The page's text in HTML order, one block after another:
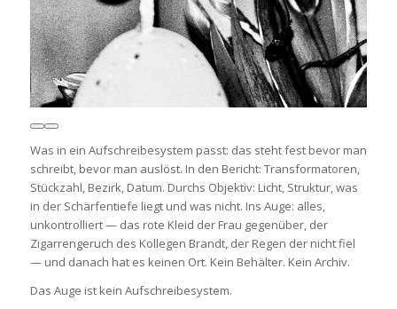
Was in ein Aufschreibesystem passt: das steht fest bevor man
schreibt, bevor man auslöst. In den Bericht: Transformatoren,
Stückzahl, Bezirk, Datum. Durchs Objektiv: Licht, Struktur, was
in der Schärfentiefe liegt und was nicht. Ins Auge: alles,
unkontrolliert — das rote Kleid der Frau gegenüber, der
Zigarrengeruch des Kollegen Brandt, der Regen der nicht fiel
— und danach hat es keinen Ort. Kein Behälter. Kein Archiv.
Das Auge ist kein Aufschreibesystem.